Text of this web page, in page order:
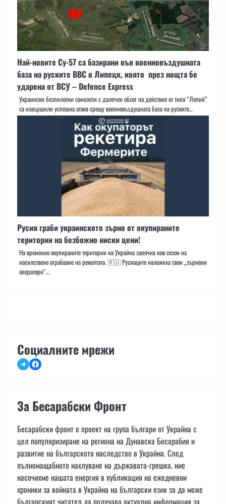
Най-новите Су-57 са базирани във военновъздушната
база на руските ВВС в Липецк, която през нощта бе
ударена от ВСУ – Defence Express
Украински безпилотни самолети с далечен обсег на действие от типа “Лютий”
са извършили успешна атака срещу военновъздушната база на руските…
Русия граби украинското зърно от окупираните
територии на безбожно ниски цени!
На временно окупираните територии на Украйна започна нов сезон на
насилствено ограбване на реколтата. 🇷🇺 Руснаците наложиха свои „зърнени
оператори“…
Социалните мрежи
TelegramFacebook
За Бесарабски Фронт
Бесарабски фронт е проект на група българи от Украйна с
цел популяризиране на региона на Дунавска Бесарабия и
развитие на българското наследство в Украйна. След
пълномащабното нахлуване на държавата-грешка, ние
насочихме нашата енергия в публикация на ежедневни
хроники за войната в Украйна на български език за да може
българският читател да получава актуална информация за